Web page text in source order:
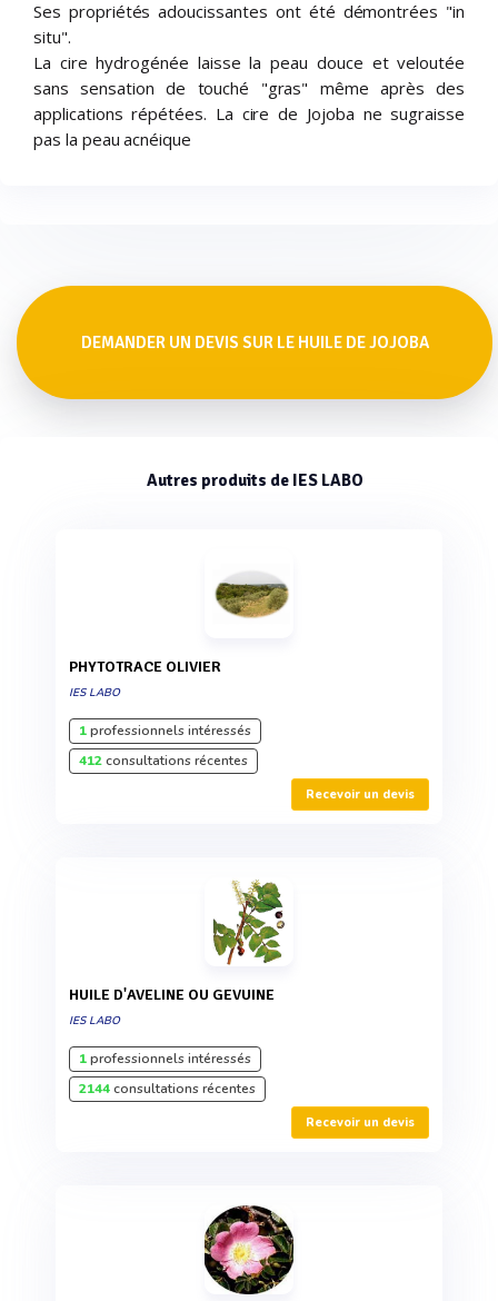
Ses propriétés adoucissantes ont été démontrées "in
situ".
La cire hydrogénée laisse la peau douce et veloutée
sans sensation de touché "gras" même après des
applications répétées. La cire de Jojoba ne sugraisse
pas la peau acnéique
DEMANDER UN DEVIS SUR LE HUILE DE JOJOBA
Autres produits de IES LABO
PHYTOTRACE OLIVIER
IES LABO
1professionnels intéressés
412consultations récentes
Recevoir un devis
HUILE D'AVELINE OU GEVUINE
IES LABO
1professionnels intéressés
2144consultations récentes
Recevoir un devis